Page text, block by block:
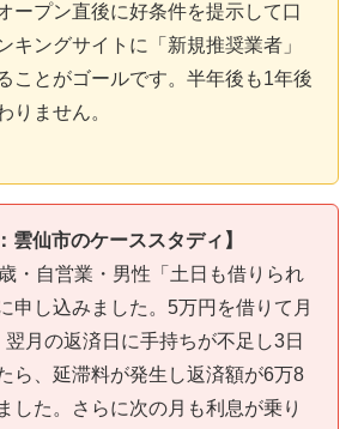
ープン直後に好条件を提示して口
キングサイトに「新規推奨業者」
ことがゴールです。半年後も1年後
りません。
仙市のケーススタディ】
・自営業・男性「土日も借りられ
申し込みました。5万円を借りて月
月の返済日に手持ちが不足し3日
ら、延滞料が発生し返済額が6万8
した。さらに次の月も利息が乗り